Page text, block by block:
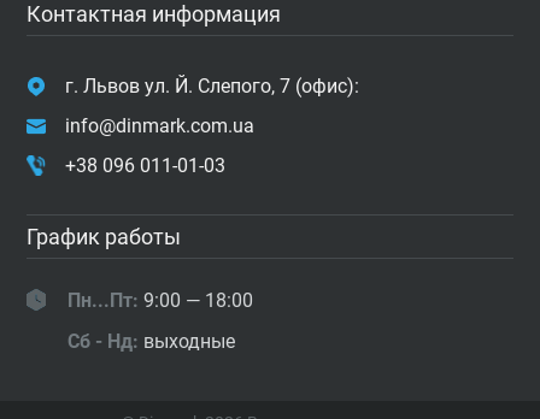
Контактная информация
г. Львов ул. Й. Слепого, 7 (офис):
info@dinmark.com.ua
+38 096 011-01-03
График работы
Пн...Пт: 9:00 — 18:00
Сб - Нд: выходные